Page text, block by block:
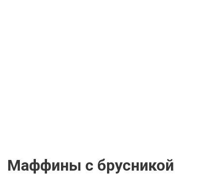
Маффины с брусникой